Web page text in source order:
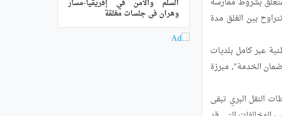
السلم والأمن في إفريقيا-مسار
وهران في جلسات مغلقة